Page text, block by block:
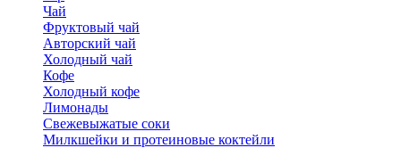
Чай
Фруктовый чай
Авторский чай
Холодный чай
Кофе
Холодный кофе
Лимонады
Свежевыжатые соки
Милкшейки и протеиновые коктейли